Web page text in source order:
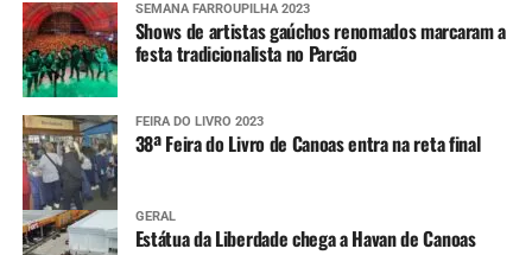
SEMANA FARROUPILHA 2023
Shows de artistas gaúchos renomados marcaram a
festa tradicionalista no Parcão
FEIRA DO LIVRO 2023
38ª Feira do Livro de Canoas entra na reta final
GERAL
Estátua da Liberdade chega a Havan de Canoas